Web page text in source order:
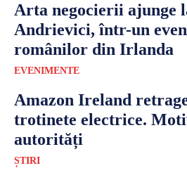
Arta negocierii ajunge
Andrievici, într-un
românilor din Irlanda
EVENIMENTE
Amazon Ireland
trotinete electrice.
autorități
ȘTIRI